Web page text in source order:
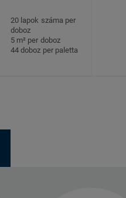
20 lapok száma per
doboz
5 m² per doboz
44 doboz per paletta